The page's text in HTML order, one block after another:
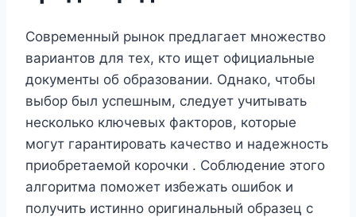
Современный рынок предлагает множество
вариантов для тех, кто ищет официальные
документы об образовании. Однако, чтобы
выбор был успешным, следует учитывать
несколько ключевых факторов, которые
могут гарантировать качество и надежность
приобретаемой корочки . Соблюдение этого
алгоритма поможет избежать ошибок и
получить истинно оригинальный образец с